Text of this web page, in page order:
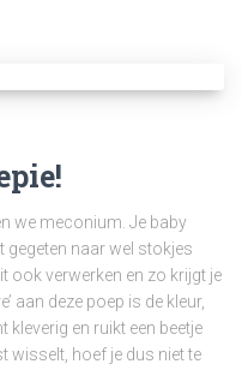
we meconium. Je baby
gegeten naar wel stokjes
ook verwerken en zo krijgt je
aan deze poep is de kleur,
en ruikt een beetje
wisselt, hoef je dus niet te